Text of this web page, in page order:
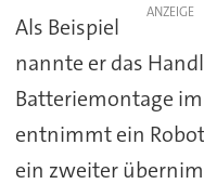
ANZEIGE
Als Beispiel
nannte er das
Batteriemontage
entnimmt ein
ein zweiter